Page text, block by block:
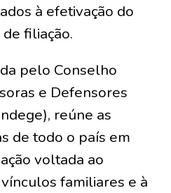
à efetivação do
filiação.
pelo Conselho
e Defensores
reúne as
de todo o país em
voltada ao
familiares e à